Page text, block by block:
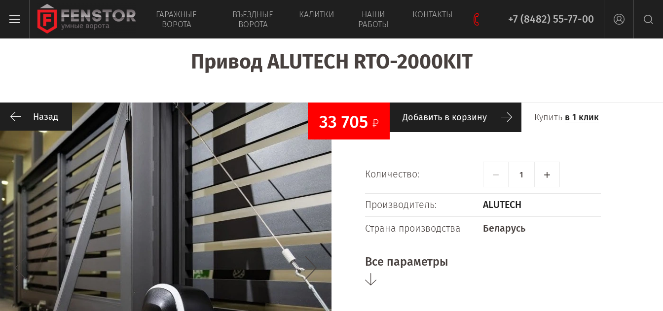
ГАРАЖНЫЕ
ВОРОТА
ВЪЕЗДНЫЕ
ВОРОТА
КАЛИТКИ
НАШИ
РАБОТЫ
КОНТАКТЫ +7 (8482) 55-77-00
Привод ALUTECH RTO-2000KIT
Назад 33 705 Добавить в корзину Купить в 1 клик
Количество: − +
Производитель: ALUTECH
Страна производства Беларусь
Все параметры